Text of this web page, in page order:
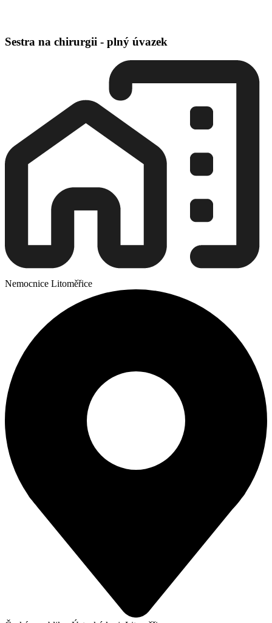
Sestra na chirurgii - plný úvazek
Nemocnice Litoměřice